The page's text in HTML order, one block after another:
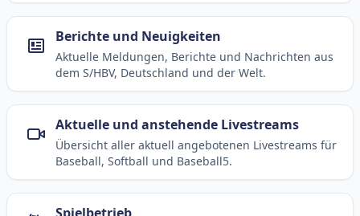
Berichte und Neuigkeiten
Aktuelle Meldungen, Berichte und Nachrichten aus
dem S/HBV, Deutschland und der Welt.
Aktuelle und anstehende Livestreams
Übersicht aller aktuell angebotenen Livestreams für
Baseball, Softball und Baseball5.